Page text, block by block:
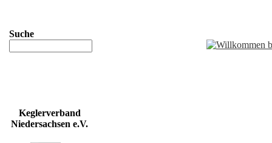
Suche
Keglerverband
Niedersachsen e.V.